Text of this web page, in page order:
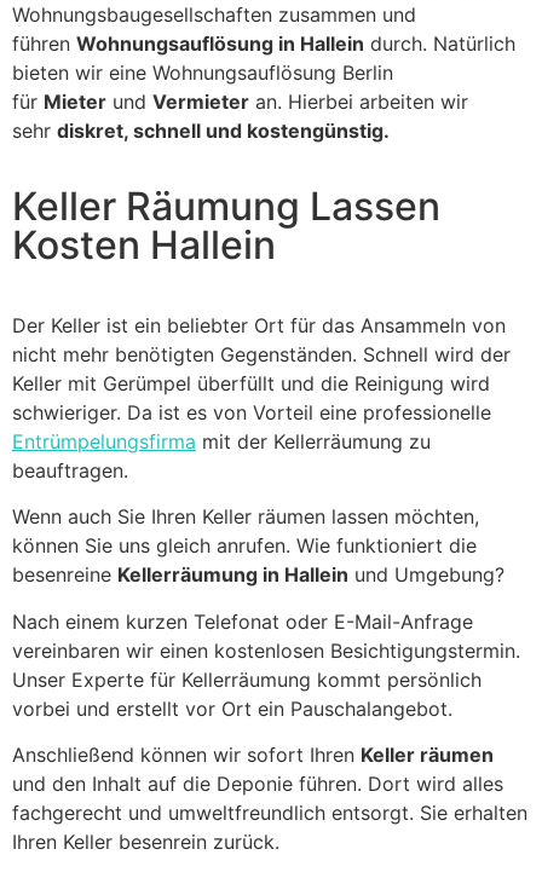
Wohnungsbaugesellschaften zusammen und
führen Wohnungsauflösung in Hallein durch. Natürlich
bieten wir eine Wohnungsauflösung Berlin
für Mieter und Vermieter an. Hierbei arbeiten wir
sehr diskret, schnell und kostengünstig.
Keller Räumung Lassen
Kosten Hallein
Der Keller ist ein beliebter Ort für das Ansammeln von
nicht mehr benötigten Gegenständen. Schnell wird der
Keller mit Gerümpel überfüllt und die Reinigung wird
schwieriger. Da ist es von Vorteil eine professionelle
Entrümpelungsfirma mit der Kellerräumung zu
beauftragen.
Wenn auch Sie Ihren Keller räumen lassen möchten,
können Sie uns gleich anrufen. Wie funktioniert die
besenreine Kellerräumung in Hallein und Umgebung?
Nach einem kurzen Telefonat oder E-Mail-Anfrage
vereinbaren wir einen kostenlosen Besichtigungstermin.
Unser Experte für Kellerräumung kommt persönlich
vorbei und erstellt vor Ort ein Pauschalangebot.
Anschließend können wir sofort Ihren Keller räumen
und den Inhalt auf die Deponie führen. Dort wird alles
fachgerecht und umweltfreundlich entsorgt. Sie erhalten
Ihren Keller besenrein zurück.